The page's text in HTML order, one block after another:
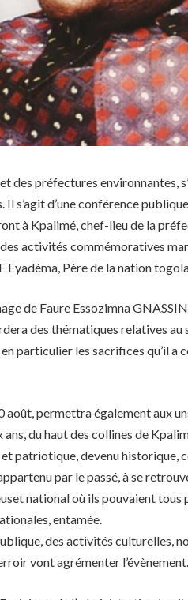
des préfectures environnantes,
Il s’agit d’une conférence
à Kpalimé, chef-lieu de la
activités commémoratives
Eyadéma, Père de la nation
de Faure Essozimna
des thématiques relatives au
particulier les sacrifices qu’il a
août, permettra également aux
du haut des collines de
patriotique, devenu historique,
par le passé, à se
national où ils pouvaient tous
entamée.
des activités culturelles,
vont agrémenter l’évènement.